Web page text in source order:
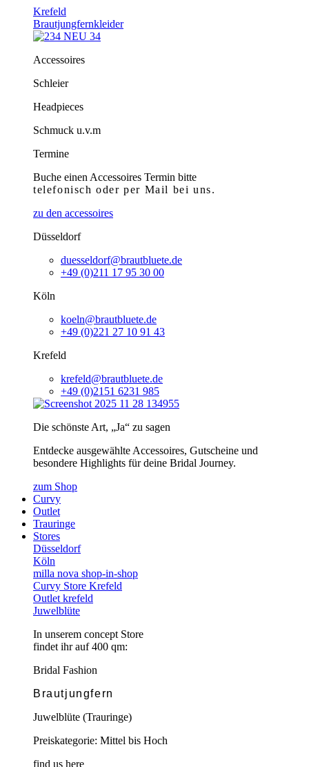
Krefeld
Brautjungfernkleider
Accessoires
Schleier
Headpieces
Schmuck u.v.m
Termine
Buche einen Accessoires Termin bitte
telefonischoder per Mail bei uns.
zu den accessoires
Düsseldorf
duesseldorf@brautbluete.de
+49 (0)211 17 95 30 00
Köln
koeln@brautbluete.de
+49 (0)221 27 10 91 43
Krefeld
krefeld@brautbluete.de
+49 (0)2151 6231 985
Die schönste Art, „Ja“ zu sagen
Entdecke ausgewählte Accessoires, Gutscheine und
besondere Highlights für deine Bridal Journey.
zum Shop
Curvy
Outlet
Trauringe
Stores
Düsseldorf
Köln
milla nova shop-in-shop
Curvy Store Krefeld
Outlet krefeld
Juwelblüte
In unserem concept Store
findet ihr auf 400 qm:
Bridal Fashion
Brautjungfern
Juwelblüte (Trauringe)
Preiskategorie: Mittel bis Hoch
find us here